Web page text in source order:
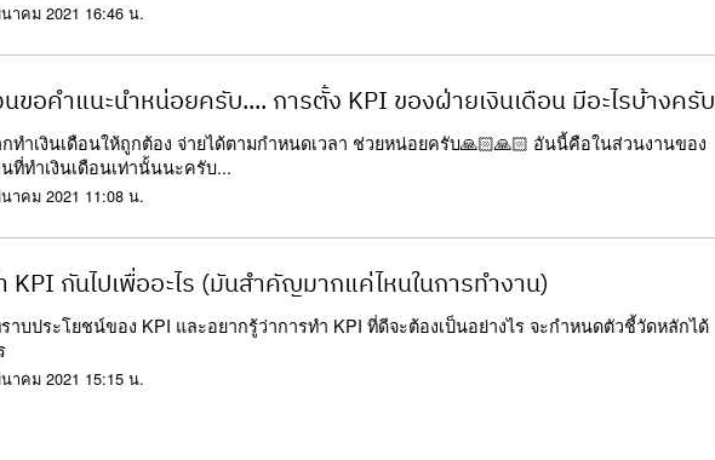
าคม 2021 16:46 น.
ขอคำแนะนำหน่อยครับ.... การตั้ง KPI ของฝ่ายเงินเดือน มีอะไรบ้างครับ
ทำเงินเดือนให้ถูกต้อง จ่ายได้ตามกำหนดเวลา ช่วยหน่อยครับ🙏🏻🙏🏻 อันนี้คือในส่วนงานของ
ที่ทำเงินเดือนเท่านั้นนะครับ...
าคม 2021 11:08 น.
KPI กันไปเพื่ออะไร (มันสำคัญมากแค่ไหนในการทำงาน)
าบประโยชน์ของ KPI และอยากรู้ว่าการทำ KPI ที่ดีจะต้องเป็นอย่างไร จะกำหนดตัวชี้วัดหลักได้
าคม 2021 15:15 น.